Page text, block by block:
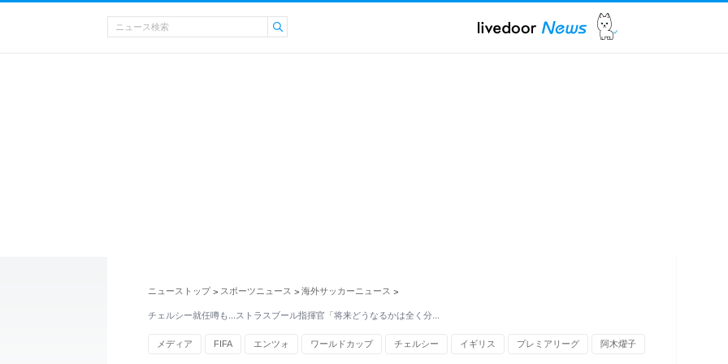
ニューストップ > スポーツニュース > 海外サッカーニュース >
チェルシー就任噂も…ストラスブール指揮官「将来どうなるかは全く分…
メディア FIFA エンツォ ワールドカップ チェルシー イギリス プレミアリーグ 阿木燿子